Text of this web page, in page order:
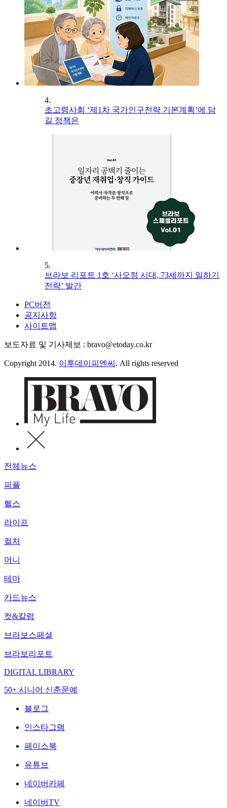
4.
초고령사회 ‘제1차 국가인구전략 기본계획’에 담
길 정책은
5.
브라보 리포트 1호 ‘사오정 시대, 73세까지 일하기
전략’ 발간
PC버전
공지사항
사이트맵
보도자료 및 기사제보 : bravo@etoday.co.kr
Copyright 2014. 이투데이피엔씨 . All rights reserved
전체뉴스
피플
헬스
라이프
컬처
머니
테마
카드뉴스
컷&칼럼
브라보스페셜
브라보리포트
DIGITAL LIBRARY
50+ 시니어 신춘문예
블로그
인스타그램
페이스북
유튜브
네이버카페
네이버TV